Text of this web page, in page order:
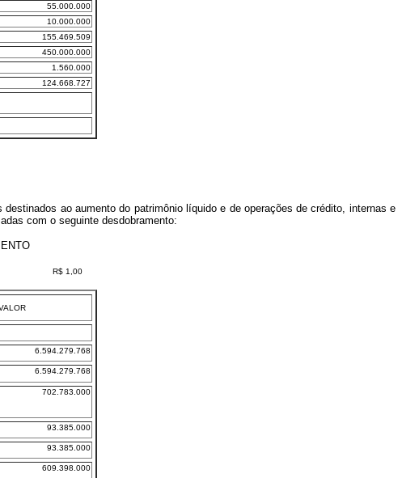
55.000.000
10.000.000
155.469.509
450.000.000
1.560.000
124.668.727
ao aumento do patrimônio líquido e de operações de crédito, internas e
com o seguinte desdobramento:
R$ 1,00
6.594.279.768
6.594.279.768
702.783.000
93.385.000
93.385.000
609.398.000